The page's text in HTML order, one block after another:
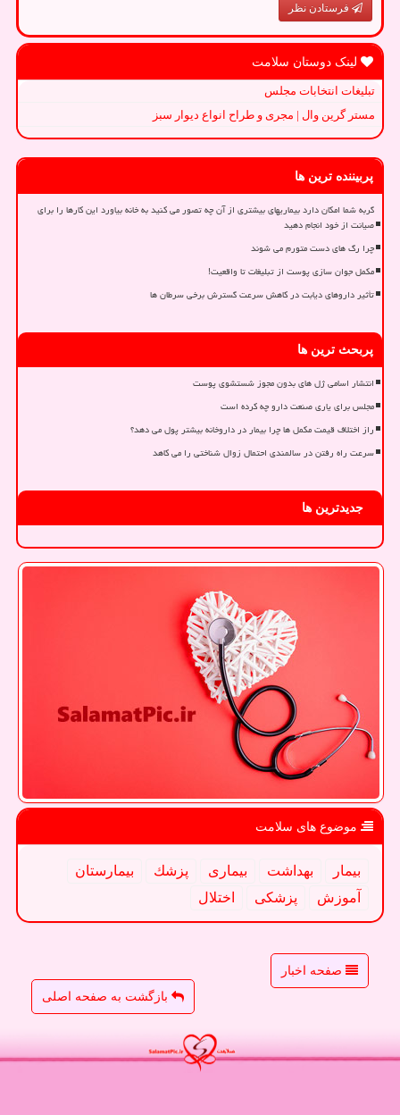
فرستادن نظر
لینک دوستان سلامت
تبلیغات انتخابات مجلس
مستر گرین وال | مجری و طراح انواع دیوار سبز
پربیننده ترین ها
گربه شما امکان دارد بیماریهای بیشتری از آن چه تصور می کنید به خانه بیاورد این کارها را برای
صیانت از خود انجام دهید
چرا رگ های دست متورم می شوند
مکمل جوان سازی پوست از تبلیغات تا واقعیت!
تأثیر داروهای دیابت در کاهش سرعت گسترش برخی سرطان ها
پربحث ترین ها
انتشار اسامی ژل های بدون مجوز شستشوی پوست
مجلس برای یاری صنعت دارو چه کرده است
راز اختلاف قیمت مکمل ها چرا بیمار در داروخانه بیشتر پول می دهد؟
سرعت راه رفتن در سالمندی احتمال زوال شناختی را می کاهد
جدیدترین ها
موضوع های سلامت
بیمار بهداشت بیماری پزشك
بیمارستان
آموزش
پزشكی اختلال
صفحه اخبار
بازگشت به صفحه اصلی